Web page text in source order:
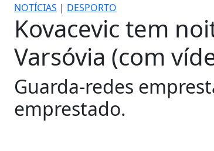
NOTÍCIAS | DESPORTO
Kovacevic tem
Varsóvia (com
Guarda-redes
emprestado.